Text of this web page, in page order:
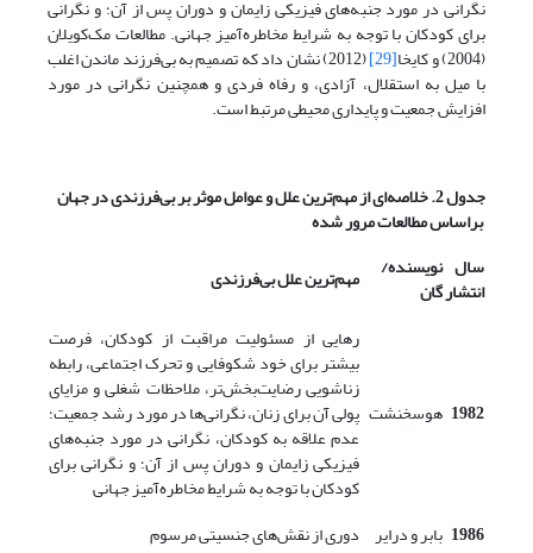
نگرانی در مورد جنبه‌های فیزیکی زایمان و دوران پس از آن؛ و نگرانی
برای کودکان با توجه به شرایط مخاطره‌آمیز جهانی. مطالعات مک‌کویلان
(2004) و کایخا [29] (2012) نشان داد که تصمیم به بی‌فرزند ماندن اغلب
با میل به استقلال، آزادی، و رفاه فردی و همچنین نگرانی در مورد
افزایش جمعیت و پایداری محیطی مرتبط است.
جدول 2. خلاصه‌ای از مهم‌ترین علل و عوامل موثر بر بی‌فرزندی در جهان
براساس مطالعات مرور شده
سال
انتشار
نویسنده/
گان مهم‌ترین علل بی‌فرزندی
1982 هوسخنشت
رهایی از مسئولیت مراقبت از کودکان، فرصت
بیشتر برای خود شکوفایی و تحرک اجتماعی، رابطه
زناشویی رضایت‌بخش‌تر، ملاحظات شغلی و مزایای
پولی آن برای زنان، نگرانی‌ها در مورد رشد جمعیت؛
عدم علاقه به کودکان، نگرانی در مورد جنبه‌های
فیزیکی زایمان و دوران پس از آن؛ و نگرانی برای
کودکان با توجه به شرایط مخاطره‌آمیز جهانی
1986 بابر و درایر دوری از نقش‌های جنسیتی مرسوم